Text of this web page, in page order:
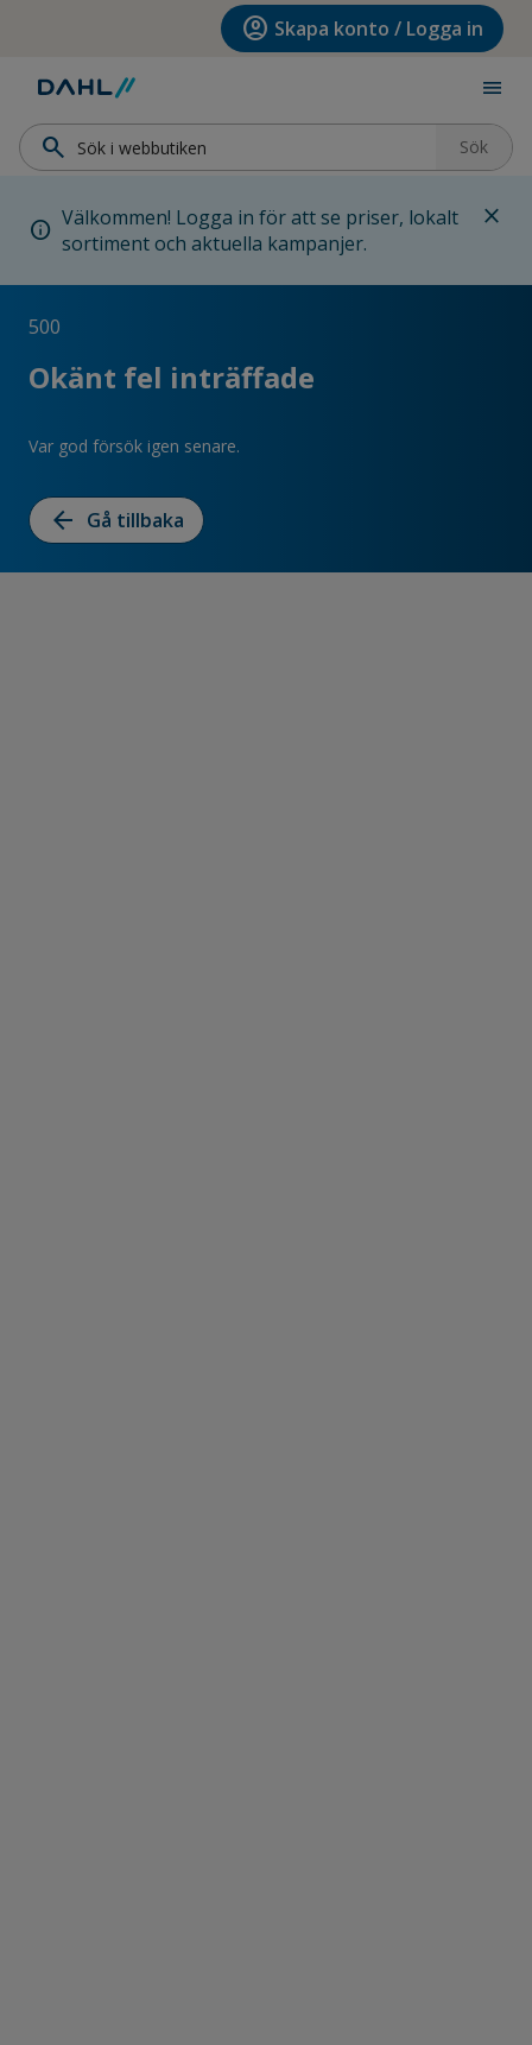
Hoppa till huvudinnehållet account_circle Skapa konto / Logga in
menu
search Sök
info Välkommen! Logga in för att se priser, lokalt
sortiment och aktuella kampanjer.
close
500
Okänt fel inträffade
Var god försök igen senare.
arrow_back Gå tillbaka